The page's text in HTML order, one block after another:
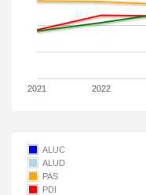
2021 2022
ALUC
ALUD
PAS
PDI